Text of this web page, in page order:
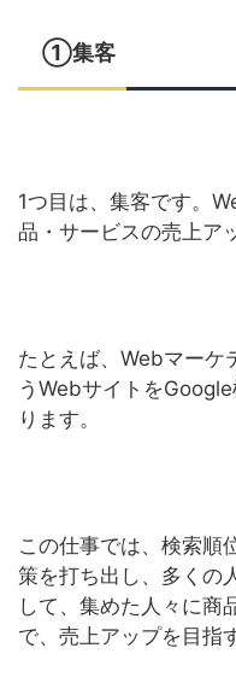
①集客
1つ目は、集客です。
品・サービスの売上ア
たとえば、Webマーケ
うWebサイトを
ります。
この仕事では、検索順
策を打ち出し、多くの
して、集めた人々に商
で、売上アップを目指